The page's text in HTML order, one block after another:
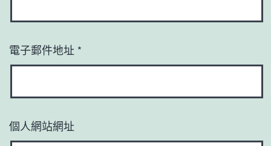
電子郵件地址 *
個人網站網址